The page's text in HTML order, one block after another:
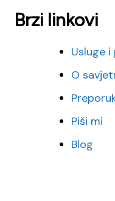
Brzi linkovi
Usluge
O
Piši mi
Blog